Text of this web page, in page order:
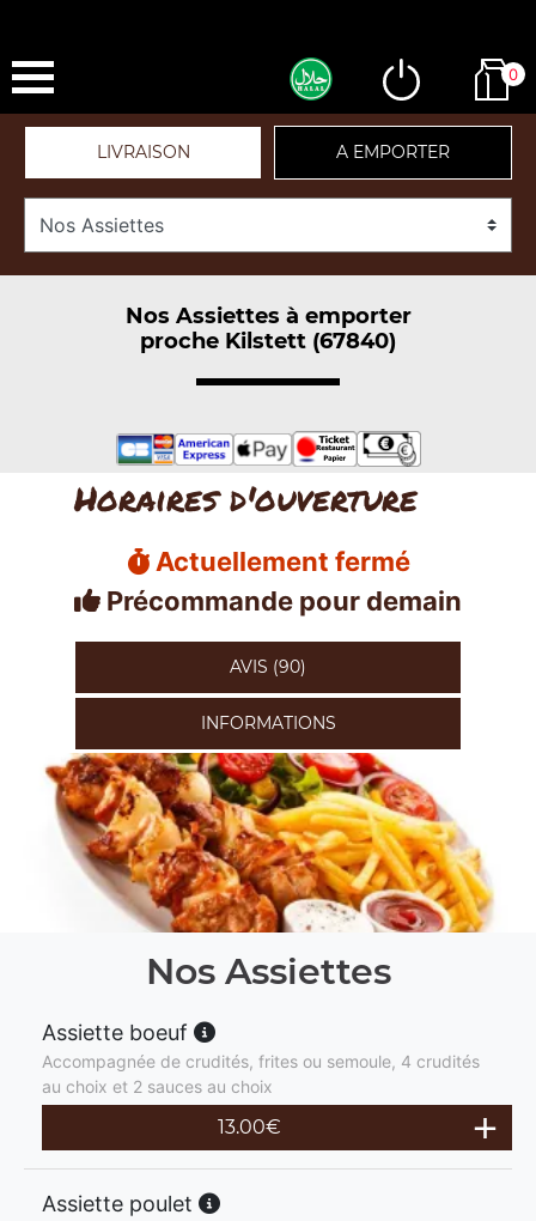
0
LIVRAISON A EMPORTER
Nos Assiettes à emporter
proche Kilstett (67840)
Horaires d'ouverture
Actuellement fermé
Précommande pour demain
AVIS (90)
INFORMATIONS
Nos Assiettes
Assiette boeuf
Accompagnée de crudités, frites ou semoule, 4 crudités
au choix et 2 sauces au choix
13.00€
Assiette poulet